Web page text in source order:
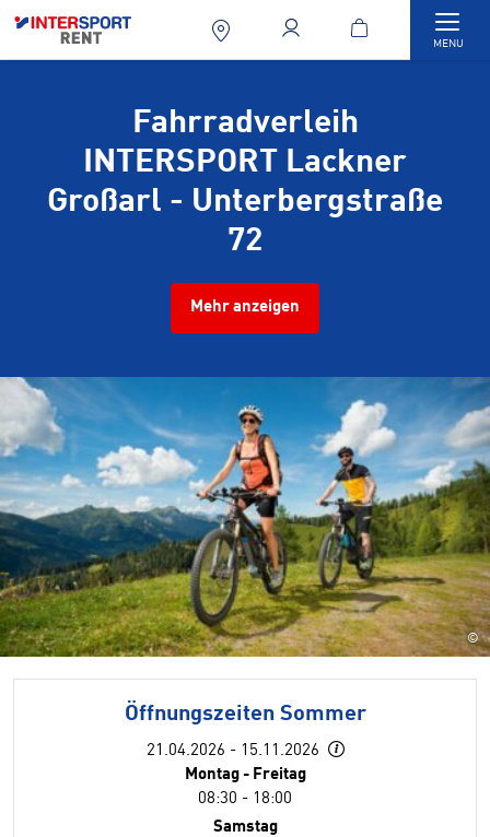
MENU
Fahrradverleih
INTERSPORT Lackner
Großarl - Unterbergstraße
72
Mehr anzeigen
©
Öffnungszeiten Sommer
21.04.2026 - 15.11.2026
Montag - Freitag
08:30 - 18:00
Samstag